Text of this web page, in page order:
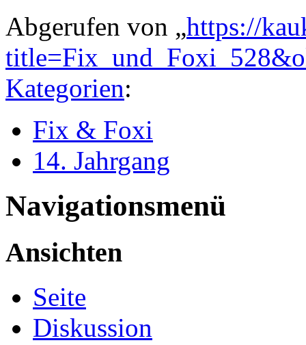
Abgerufen von „https://
Kategorien:
Fix & Foxi
14. Jahrgang
Navigationsmenü
Ansichten
Seite
Diskussion